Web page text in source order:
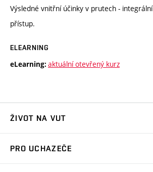
Výsledné vnitřní účinky v prutech -
přístup.
ELEARNING
eLearning: aktuální otevřený kurz
ŽIVOT NA VUT
PRO UCHAZEČE